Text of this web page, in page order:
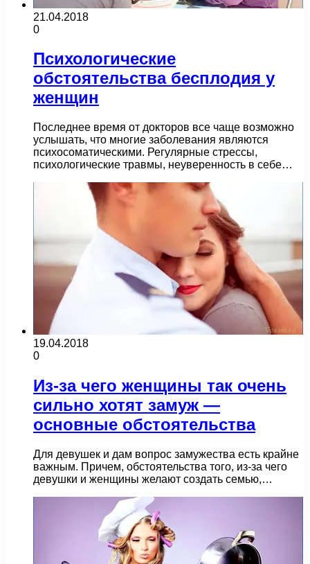
21.04.2018
0
Психологические
обстоятельства бесплодия у
женщин
Последнее время от докторов все чаще возможно
услышать, что многие заболевания являются
психосоматическими. Регулярные стрессы,
психологические травмы, неуверенность в себе…
19.04.2018
0
Из-за чего женщины так очень
сильно хотят замуж —
основные обстоятельства
Для девушек и дам вопрос замужества есть крайне
важным. Причем, обстоятельства того, из-за чего
девушки и женщины желают создать семью,…